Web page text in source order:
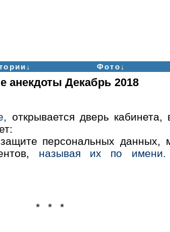
Фото↓
анекдоты Декабрь 2018
открывается дверь кабинета,
персональных данных,
называя их по
* * *